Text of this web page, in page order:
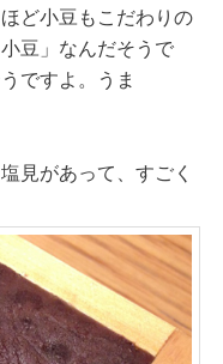
ど小豆もこだわりの
豆」なんだそうで
ですよ。うま
見があって、すごく